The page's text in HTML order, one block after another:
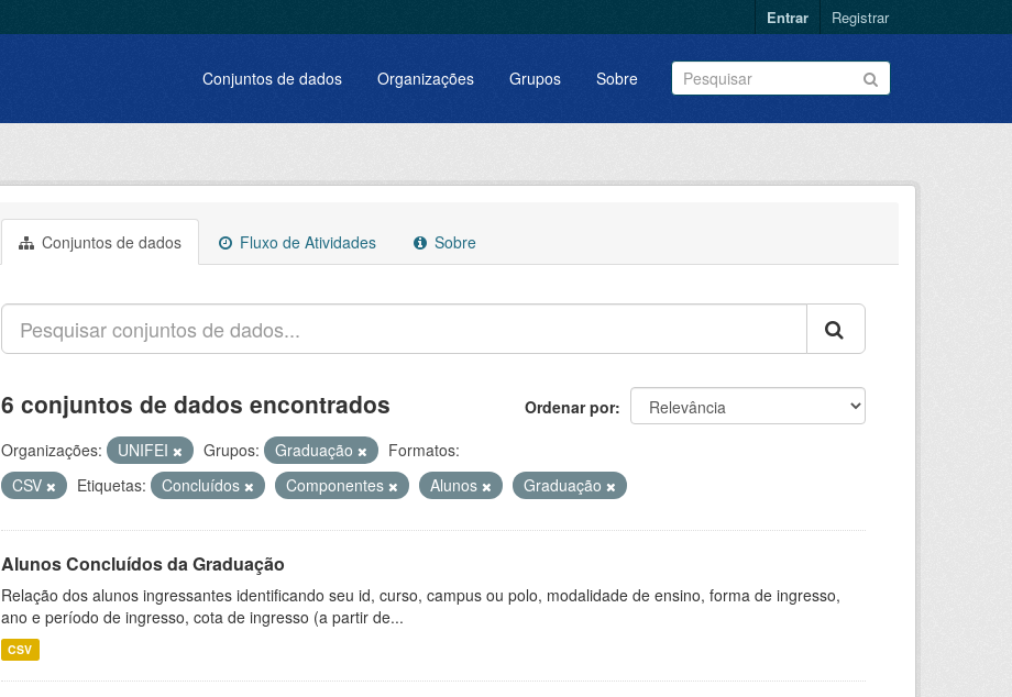
Entrar Registrar
Conjuntos de dados Organizações Grupos Sobre
Conjuntos de dados Fluxo de Atividades Sobre
Ordenar por
6 conjuntos de dados encontrados
Organizações: UNIFEI Grupos: Graduação
Formatos:
CSV
Etiquetas: Concluídos Componentes Alunos Graduação
Alunos Concluídos da Graduação
Relação dos alunos ingressantes identificando seu id, curso, campus ou polo, modalidade de ensino, forma de ingresso,
ano e período de ingresso, cota de ingresso (a partir de...
CSV